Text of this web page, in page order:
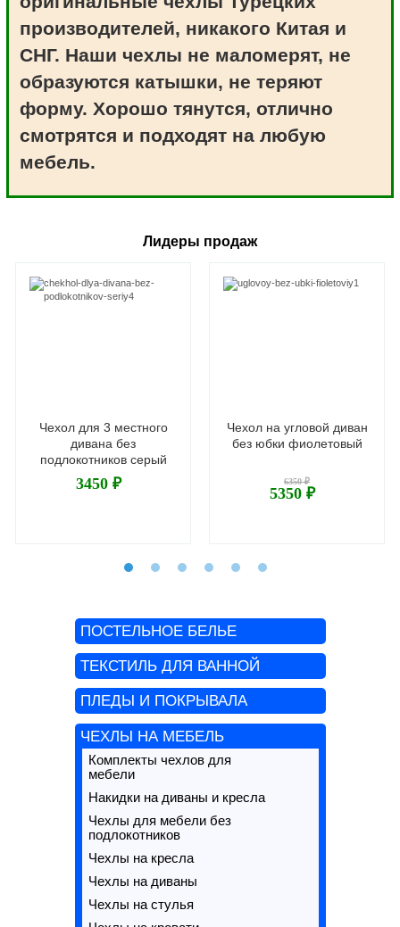
ПОСТЕЛЬНОЕ БЕЛЬЕ
ТЕКСТИЛЬ ДЛЯ ВАННОЙ
ПЛЕДЫ И ПОКРЫВАЛА
ЧЕХЛЫ НА МЕБЕЛЬ
Комплекты чехлов для
мебели
Накидки на диваны и кресла
Чехлы для мебели без
подлокотников
Чехлы на кресла
Чехлы на диваны
Чехлы на стулья
производителей, никакого Китая и
СНГ. Наши чехлы не маломерят, не
образуются катышки, не теряют
форму. Хорошо тянутся, отлично
смотрятся и подходят на любую
мебель.
Лидеры продаж
Чехол для 3 местного
дивана без
подлокотников серый
3450 ₽
Чехол на угловой диван
без юбки фиолетовый
6350 ₽
5350 ₽